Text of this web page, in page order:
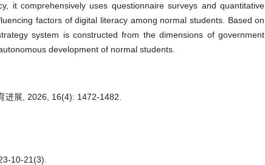
it comprehensively uses questionnaire surveys and quantitative
factors of digital literacy among normal students. Based on
system is constructed from the dimensions of government
development of normal students.
进展, 2026, 16(4): 1472-1482.
10-21(3).